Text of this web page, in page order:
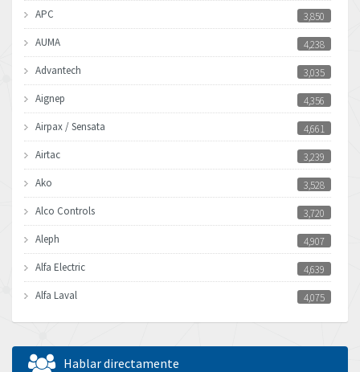
APC
3,850
AUMA
4,238
Advantech
3,035
Aignep
4,356
Airpax / Sensata
4,661
Airtac
3,239
Ako
3,528
Alco Controls
3,720
Aleph
4,907
Alfa Electric
4,639
Alfa Laval
4,075
Allen Bradley
3,050
Allen West
Hablar directamente